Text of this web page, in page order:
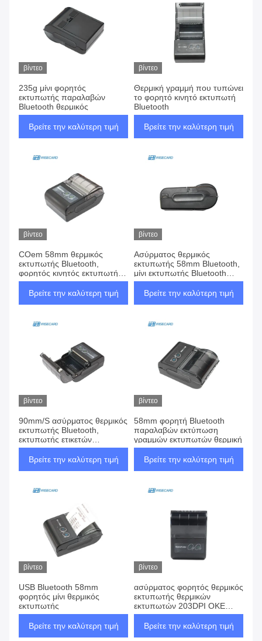
βίντεο
235g μίνι φορητός
εκτυπωτής παραλαβών
Bluetooth θερμικός
Βρείτε την καλύτερη τιμή
βίντεο
Θερμική γραμμή που τυπώνει
το φορητό κινητό εκτυπωτή
Bluetooth
Βρείτε την καλύτερη τιμή
βίντεο
COem 58mm θερμικός
εκτυπωτής Bluetooth,
φορητός κινητός εκτυπωτής
Bluetooth
Βρείτε την καλύτερη τιμή
βίντεο
Ασύρματος θερμικός
εκτυπωτής 58mm Bluetooth,
μίνι εκτυπωτής Bluetooth
τσεπών
Βρείτε την καλύτερη τιμή
βίντεο
90mm/S ασύρματος θερμικός
εκτυπωτής Bluetooth,
εκτυπωτής ετικετών
Bluetooth φορητός
Βρείτε την καλύτερη τιμή
βίντεο
58mm φορητή Bluetooth
παραλαβών εκτύπωση
γραμμών εκτυπωτών θερμική
Βρείτε την καλύτερη τιμή
βίντεο
USB Bluetooth 58mm
φορητός μίνι θερμικός
εκτυπωτής
Βρείτε την καλύτερη τιμή
βίντεο
ασύρματος φορητός θερμικός
εκτυπωτής θερμικών
εκτυπωτών 203DPI ΟΚΕ
Bluetooth ρόλων 58mm
Βρείτε την καλύτερη τιμή